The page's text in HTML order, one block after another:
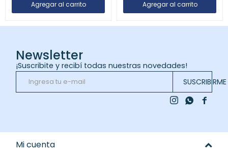
Newsletter
¡Suscribite y recibí todas nuestras novedades!
SUSCRIBIRME

 
Mi cuenta